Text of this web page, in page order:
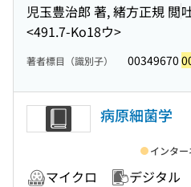
児玉豊治郎 著, 緒方正規 閲
<491.7-Ko18ウ>
著者標目（識別子） 00349670
病原細菌学
マイクロ デジタル
インタ